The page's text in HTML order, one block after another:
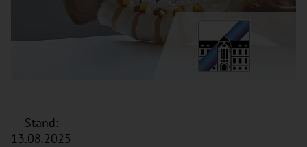
Stand:
13.08.2025